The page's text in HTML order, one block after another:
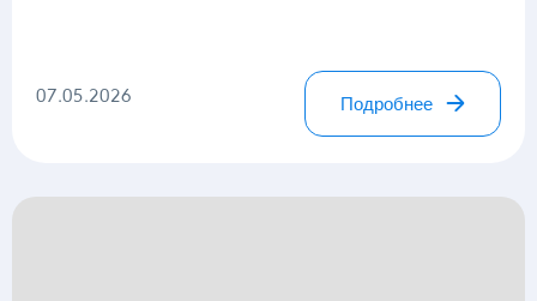
07.05.2026 Подробнее